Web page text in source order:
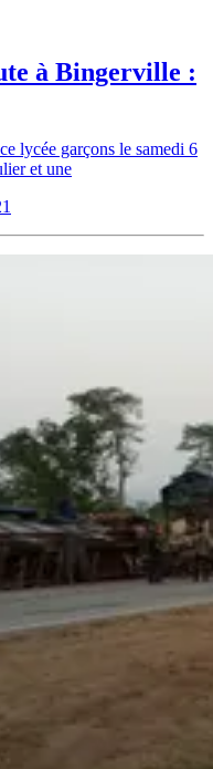
à Bingerville :
lycée garçons le samedi 6
et une